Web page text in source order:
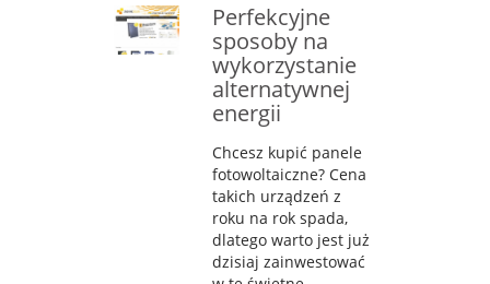
Perfekcyjne
sposoby na
wykorzystanie
alternatywnej
energii
Chcesz kupić panele
fotowoltaiczne? Cena
takich urządzeń z
roku na rok spada,
dlatego warto jest już
dzisiaj zainwestować